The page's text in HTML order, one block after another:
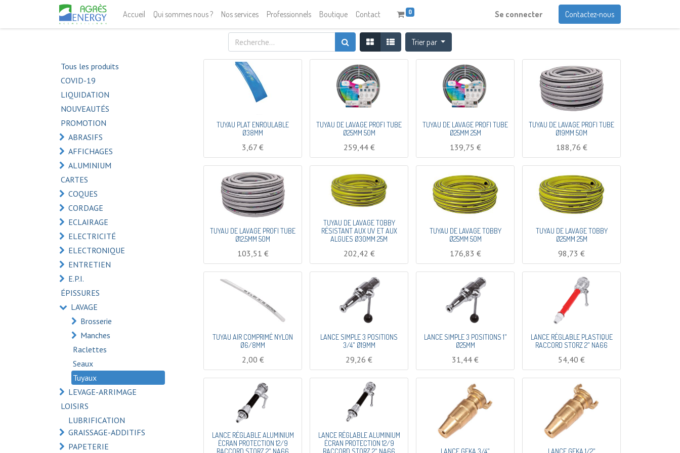
Accueil Qui sommes nous ? Nos services Professionnels Boutique Contact 0 Se connecter Contactez-nous
Trier par
Tous les produits
COVID-19
LIQUIDATION
NOUVEAUTÉS
PROMOTION
ABRASIFS
AFFICHAGES
ALUMINIUM
CARTES
COQUES
CORDAGE
ECLAIRAGE
ELECTRICITÉ
ELECTRONIQUE
ENTRETIEN
E.P.I.
ÉPISSURES
LAVAGE
Brosserie
Manches
Raclettes
Seaux
Tuyaux
LEVAGE-ARRIMAGE
LOISIRS
LUBRIFICATION
GRAISSAGE-ADDITIFS
PAPETERIE
TUYAU PLAT ENROULABLE
Ø38MM
3,67 €
TUYAU DE LAVAGE PROFI TUBE
Ø25MM 50M
259,44€
TUYAU DE LAVAGE PROFI TUBE
Ø25MM 25M
139,75 €
TUYAU DE LAVAGE PROFI TUBE
Ø19MM 50M
188,76 €
TUYAU DE LAVAGE PROFI TUBE
Ø12,5MM 50M
103,51 €
TUYAU DE LAVAGE TOBBY
RÉSISTANT AUX UV ET AUX
ALGUES Ø30MM 25M
202,42 €
TUYAU DE LAVAGE TOBBY
Ø25MM 50M
176,83 €
TUYAU DE LAVAGE TOBBY
Ø25MM 25M
98,73 €
TUYAU AIR COMPRIMÉ NYLON
Ø6/8MM
2,00 €
LANCE SIMPLE 3 POSITIONS
3/4" Ø19MM
29,26 €
LANCE SIMPLE 3 POSITIONS 1"
Ø25MM
31,44 €
LANCE RÉGLABLE PLASTIQUE
RACCORD STORZ 2" NA66
54,40 €
LANCE RÉGLABLE ALUMINIUM
ÉCRAN PROTECTION 12/9
RACCORD STORZ 2" NA66
LANCE RÉGLABLE ALUMINIUM
ÉCRAN PROTECTION 12/9
RACCORD STORZ 2" NA66
LANCE GEKA 3/4" LANCE GEKA 1/2"